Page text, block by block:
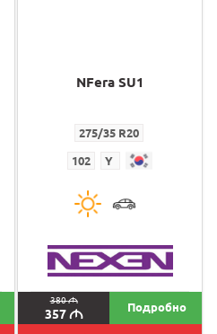
NFera SU1
275/35 R20
102 Y
380M
357M Подробно